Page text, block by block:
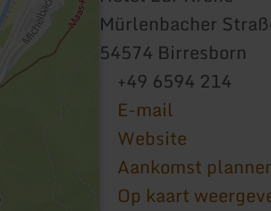
Mürlenbacher
54574 Birresborn
+49 6594 214
E-mail
Website
Aankomst
Op kaart